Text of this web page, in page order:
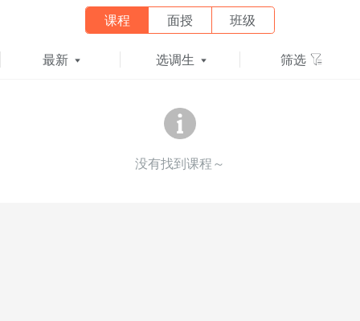
课程 面授 班级
最新 选调生 筛选
没有找到课程～